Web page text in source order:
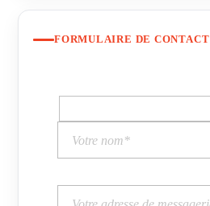
FORMULAIRE DE CONTACT